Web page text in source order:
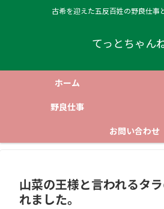
古希を迎えた五反百姓の野良仕事
てっとちゃん
ホーム
野良仕事
お問い合わせ
山菜の王様と言われるタ
れました。